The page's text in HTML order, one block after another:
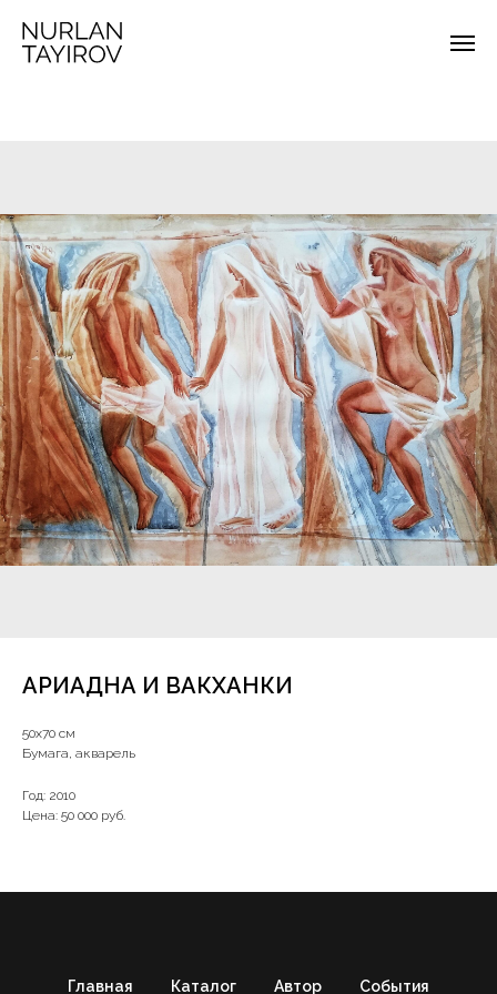
АРИАДНА И ВАКХАНКИ
50х70 см
Бумага, акварель
Год: 2010
Цена: 50 000 руб.
Главная Каталог Автор События